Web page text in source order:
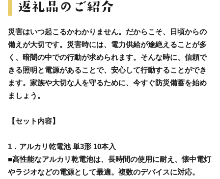
災害はいつ起こるかわかりません。だからこそ、日頃からの
備えが大切です。災害時には、電力供給が途絶えることが多
く、暗闇の中での行動が求められます。そんな時に、信頼で
きる照明と電源があることで、安心して行動することができ
ます。家族や大切な人を守るために、今すぐ防災備蓄を始め
ましょう。
【セット内容】
1．アルカリ乾電池 単3形 10本入
■高性能なアルカリ乾電池は、長時間の使用に耐え、懐中電灯
やラジオなどの電源として最適。複数のデバイスに対応。